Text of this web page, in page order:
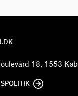
18, 1553